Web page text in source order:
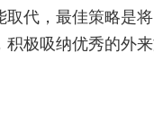
代，最佳策略是
积极吸纳优秀的外